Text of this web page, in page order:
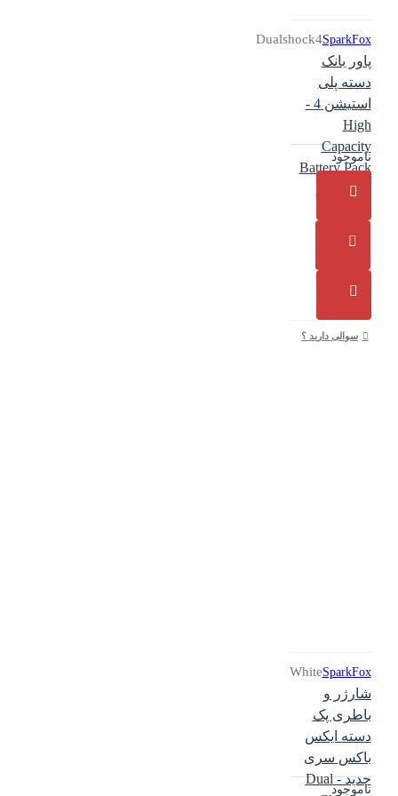
SparkFox
Dualshock4
پاور بانک
دسته پلی
استیشن 4 -
High
Capacity
Battery Pack
SparkFox
ناموجود
سوالی دارید ؟
SparkFox
White
شارژر و
باطری پک
دسته ایکس
باکس سری
جدید - Dual
ناموجود